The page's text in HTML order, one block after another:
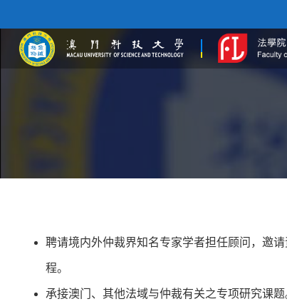
聘请境内外仲裁界知名专家学者担任顾问，邀
程。
承接澳门、其他法域与仲裁有关之专项研究课题